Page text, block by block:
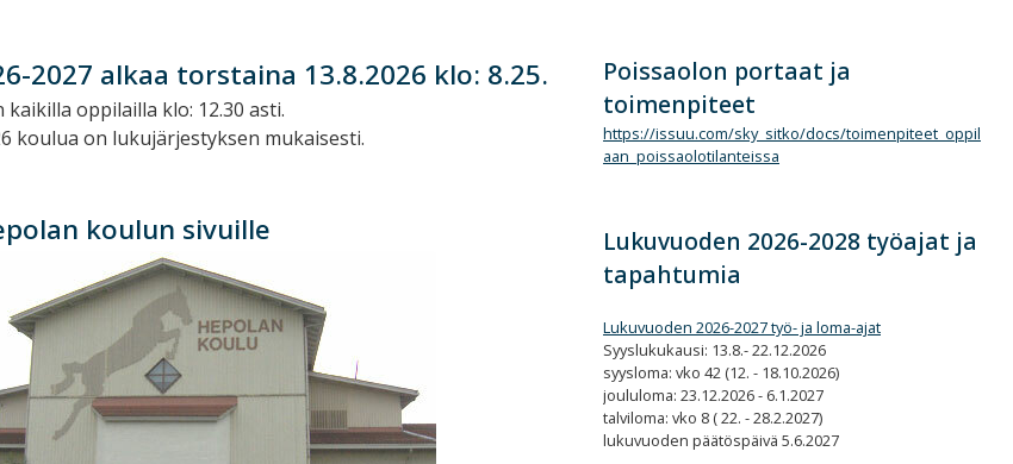
2027 alkaa torstaina 13.8.2026 klo: 8.25.
oppilailla klo: 12.30 asti.
koulua on lukujärjestyksen mukaisesti.
koulun sivuille
Poissaolon portaat ja
toimenpiteet
https://issuu.com/sky_sitko/docs/toimenpiteet_oppil
aan_poissaolotilanteissa
Lukuvuoden 2026-2028 työajat ja
tapahtumia
Lukuvuoden 2026-2027 työ- ja loma-ajat
Syyslukukausi: 13.8.- 22.12.2026
syysloma: vko 42 (12. - 18.10.2026)
joululoma: 23.12.2026 - 6.1.2027
talviloma: vko 8 ( 22. - 28.2.2027)
lukuvuoden päätöspäivä 5.6.2027